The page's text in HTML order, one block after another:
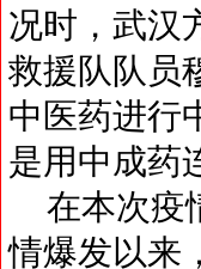
况时，武汉
救援队队员
中医药进行
是用中成药
在本次疫
情爆发以来